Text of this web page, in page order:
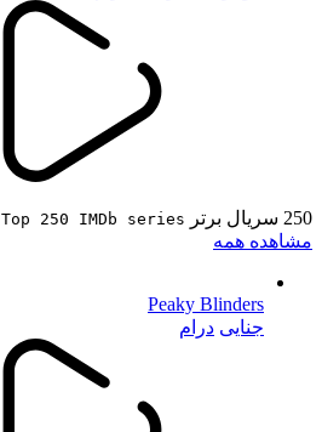
250 سریال برتر IMDb Top 250 IMDb series
مشاهده همه
Peaky Blinders
جنایی درام